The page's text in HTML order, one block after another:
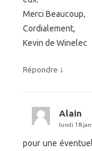
Merci Beaucoup,
Cordialement,
Kevin de Winelec
Répondre ↓
Alain
lundi 18
pour une